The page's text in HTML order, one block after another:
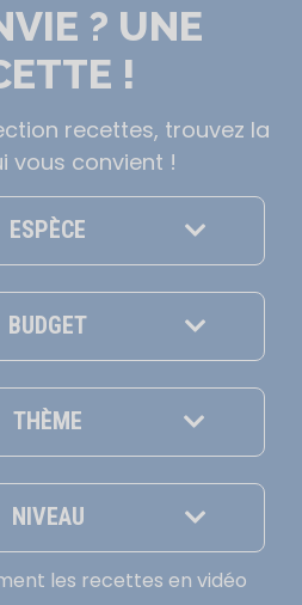
? UNE
!
recettes, trouvez la
vous convient !
ESPÈCE
BUDGET
THÈME
NIVEAU
les recettes en vidéo